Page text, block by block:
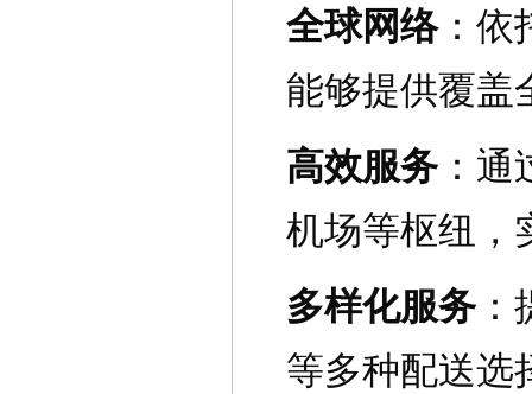
全球网络：依
能够提供覆盖
高效服务：通
机场等枢纽，
多样化服务：
等多种配送选